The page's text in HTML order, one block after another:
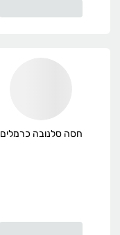
חסה סלנובה כרמלים